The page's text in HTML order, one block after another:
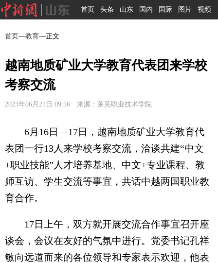
首页 头条 山东 国内 国际 图片 视频
首页—教育—正文
越南地质矿业大学教育代表团来学校
考察交流
2023年06月21日 09:56 来源：莱芜职业技术学院
6月16日—17日，越南地质矿业大学教育代
表团一行13人来学校考察交流，洽谈共建“中文
+职业技能”人才培养基地、中文+专业课程、教
师互访、学生交流等事宜，共话中越两国职业教
育合作。
17日上午，双方就开展交流合作事宜召开座
谈会，会议在友好的气氛中进行。党委书记孔祥
敏向远道而来的各位领导和专家表示欢迎，他表